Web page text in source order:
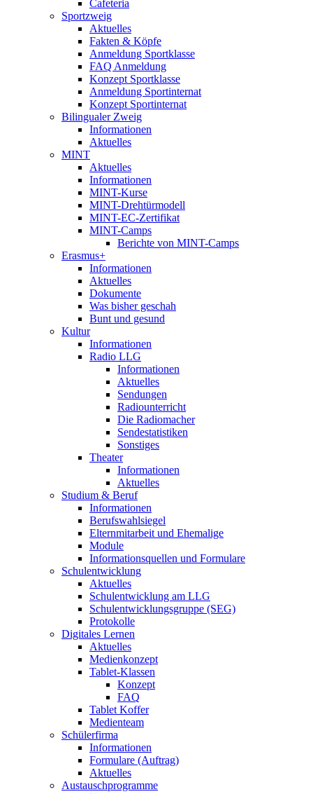
Cafeteria
Sportzweig
Aktuelles
Fakten & Köpfe
Anmeldung Sportklasse
FAQ Anmeldung
Konzept Sportklasse
Anmeldung Sportinternat
Konzept Sportinternat
Bilingualer Zweig
Informationen
Aktuelles
MINT
Aktuelles
Informationen
MINT-Kurse
MINT-Drehtürmodell
MINT-EC-Zertifikat
MINT-Camps
Berichte von MINT-Camps
Erasmus+
Informationen
Aktuelles
Dokumente
Was bisher geschah
Bunt und gesund
Kultur
Informationen
Radio LLG
Informationen
Aktuelles
Sendungen
Radiounterricht
Die Radiomacher
Sendestatistiken
Sonstiges
Theater
Informationen
Aktuelles
Studium & Beruf
Informationen
Berufswahlsiegel
Elternmitarbeit und Ehemalige
Module
Informationsquellen und Formulare
Schulentwicklung
Aktuelles
Schulentwicklung am LLG
Schulentwicklungsgruppe (SEG)
Protokolle
Digitales Lernen
Aktuelles
Medienkonzept
Tablet-Klassen
Konzept
FAQ
Tablet Koffer
Medienteam
Schülerfirma
Informationen
Formulare (Auftrag)
Aktuelles
Austauschprogramme